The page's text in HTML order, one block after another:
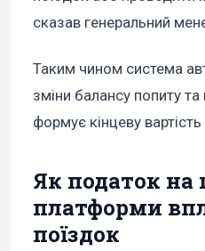
сказав генеральний
Таким чином система
зміни балансу попиту
формує кінцеву
Як податок на
платформи
поїздок